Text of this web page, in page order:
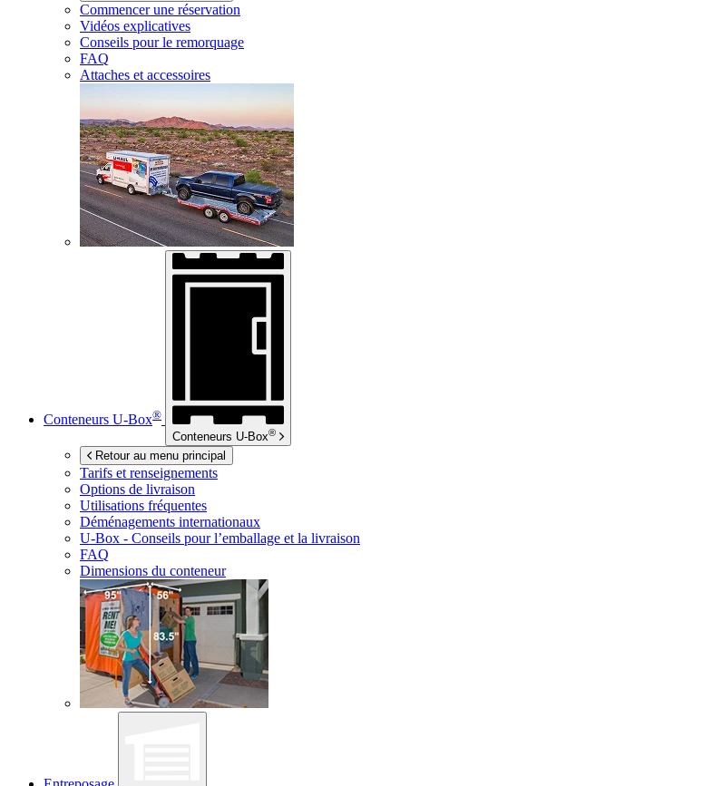
Commencer une réservation
Vidéos explicatives
Conseils pour le remorquage
FAQ
Attaches et accessoires
Conteneurs U-Box®
Conteneurs U-Box®
Retour au menu principal
Tarifs et renseignements
Options de livraison
Utilisations fréquentes
Déménagements internationaux
U-Box - Conseils pour l’emballage et la livraison
FAQ
Dimensions du conteneur